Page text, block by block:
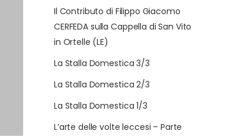
Il Contributo di Filippo Giacomo
CERFEDA sulla Cappella di San Vito
in Ortelle (LE)
La Stalla Domestica 3/3
La Stalla Domestica 2/3
La Stalla Domestica 1/3
L’arte delle volte leccesi – Parte